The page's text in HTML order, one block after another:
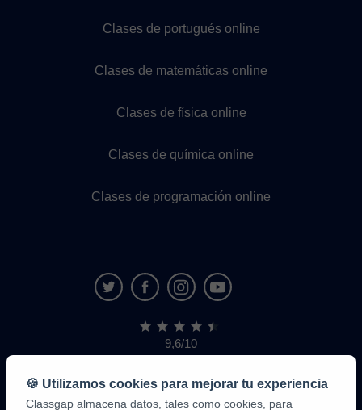
Clases de portugués online
Clases de matemáticas online
Clases de física online
Clases de química online
Clases de programación online
9,6/10
1.339.284
de
alumnos
🍪 Utilizamos cookies para mejorar tu experiencia
Classgap almacena datos, tales como cookies, para